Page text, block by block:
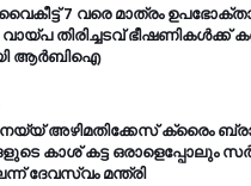
7 വരെ മാത്രം
തിരിച്ചടവ് ഭീഷണികൾക്ക്
ആർബിഐ
അഴിമതിക്കേസ് ക്രൈം
കാശ് കട്ട ഒരാളെപ്പോലും
ദേവസ്വം മന്ത്രി